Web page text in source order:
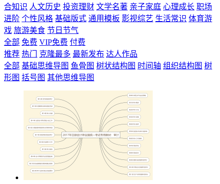
合知识 人文历史 投资理财 文学名著 亲子家庭 心理成长 职场
进阶 个性风格 基础版式 通用模板 影视综艺 生活常识 体育游
戏 旅游美食 节日节气
全部 免费 VIP免费 付费
推荐 热门 克隆最多 最新发布 达人作品
全部 基础思维导图 鱼骨图 树状结构图 时间轴 组织结构图 树
形图 括号图 其他思维导图